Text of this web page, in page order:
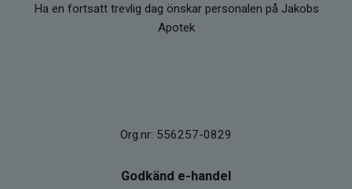
Ha en fortsatt trevlig dag önskar personalen på Jakobs
Apotek
Org.nr: 556257-0829
Godkänd e-handel